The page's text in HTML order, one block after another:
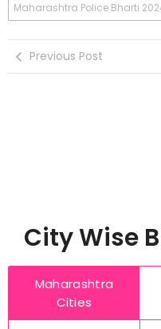
Maharashtra Police Bharti
Previous Post
City Wise
Maharashtra
Cities